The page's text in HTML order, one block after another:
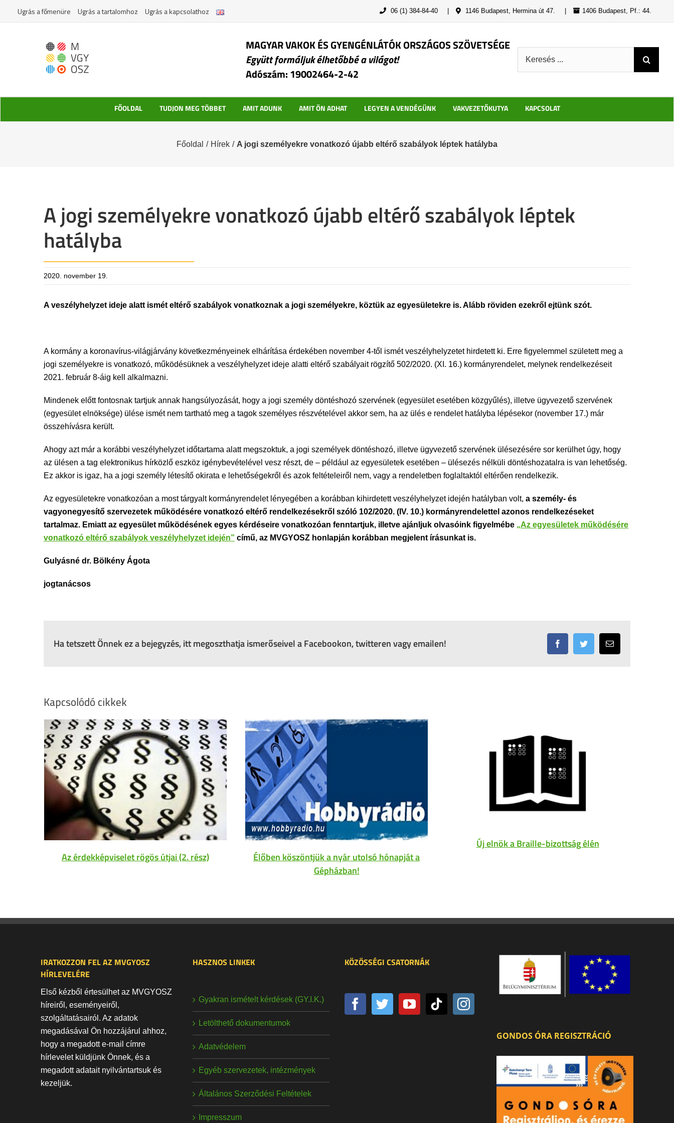
Ugrás a főmenüre Ugrás a tartalomhoz Ugrás a kapcsolathoz 06 (1) 384-84-40 1146 Budapest, Hermina út 47. 1406 Budapest, Pf.: 44.
MAGYAR VAKOK ÉS GYENGÉNLÁTÓK ORSZÁGOS SZÖVETSÉGE
Együtt formáljuk élhetőbbé a világot!
Adószám: 19002464-2-42
FŐOLDAL TUDJON MEG TÖBBET AMIT ADUNK AMIT ÖN ADHAT LEGYEN A VENDÉGÜNK VAKVEZETŐKUTYA KAPCSOLAT
Főoldal / Hírek / A jogi személyekre vonatkozó újabb eltérő szabályok léptek hatályba
A jogi személyekre vonatkozó újabb eltérő szabályok léptek
hatályba
2020. november 19.
A veszélyhelyzet ideje alatt ismét eltérő szabályok vonatkoznak a jogi személyekre, köztük az egyesületekre is. Alább röviden ezekről ejtünk szót.
A kormány a koronavírus-világjárvány következményeinek elhárítása érdekében november 4-től ismét veszélyhelyzetet hirdetett ki. Erre figyelemmel született meg a
jogi személyekre is vonatkozó, működésüknek a veszélyhelyzet ideje alatti eltérő szabályait rögzítő 502/2020. (XI. 16.) kormányrendelet, melynek rendelkezéseit
2021. február 8-áig kell alkalmazni.
Mindenek előtt fontosnak tartjuk annak hangsúlyozását, hogy a jogi személy döntéshozó szervének (egyesület esetében közgyűlés), illetve ügyvezető szervének
(egyesület elnöksége) ülése ismét nem tartható meg a tagok személyes részvételével akkor sem, ha az ülés e rendelet hatályba lépésekor (november 17.) már
összehívásra került.
Ahogy azt már a korábbi veszélyhelyzet időtartama alatt megszoktuk, a jogi személyek döntéshozó, illetve ügyvezető szervének ülésezésére sor kerülhet úgy, hogy
az ülésen a tag elektronikus hírközlő eszköz igénybevételével vesz részt, de – például az egyesületek esetében – ülésezés nélküli döntéshozatalra is van lehetőség.
Ez akkor is igaz, ha a jogi személy létesítő okirata e lehetőségekről és azok feltételeiről nem, vagy a rendeletben foglaltaktól eltérően rendelkezik.
Az egyesületekre vonatkozóan a most tárgyalt kormányrendelet lényegében a korábban kihirdetett veszélyhelyzet idején hatályban volt, a személy- és
vagyonegyesítő szervezetek működésére vonatkozó eltérő rendelkezésekről szóló 102/2020. (IV. 10.) kormányrendelettel azonos rendelkezéseket
tartalmaz. Emiatt az egyesület működésének egyes kérdéseire vonatkozóan fenntartjuk, illetve ajánljuk olvasóink figyelmébe „Az egyesületek működésére
vonatkozó eltérő szabályok veszélyhelyzet idején” című, az MVGYOSZ honlapján korábban megjelent írásunkat is.
Gulyásné dr. Bölkény Ágota
jogtanácsos
Ha tetszett Önnek ez a bejegyzés, itt megoszthatja ismerőseivel a Facebookon, twitteren vagy emailen! FacebookTwitter Email:
Kapcsolódó cikkek
Az érdekképviselet rögös útjai (2. rész)
Élőben köszöntjük a nyár utolsó hónapját a
Gépházban!
Új elnök a Braille-bizottság élén
IRATKOZZON FEL AZ MVGYOSZ
HÍRLEVELÉRE
Első kézből értesülhet az MVGYOSZ
híreiről, eseményeiről,
szolgáltatásairól. Az adatok
megadásával Ön hozzájárul ahhoz,
hogy a megadott e-mail címre
hírlevelet küldjünk Önnek, és a
megadott adatait nyilvántartsuk és
kezeljük.
HASZNOS LINKEK
Gyakran ismételt kérdések (GY.I.K.)
Letölthető dokumentumok
Adatvédelem
Egyéb szervezetek, intézmények
Általános Szerződési Feltételek
Impresszum
KÖZÖSSÉGI CSATORNÁK
GONDOS ÓRA REGISZTRÁCIÓ